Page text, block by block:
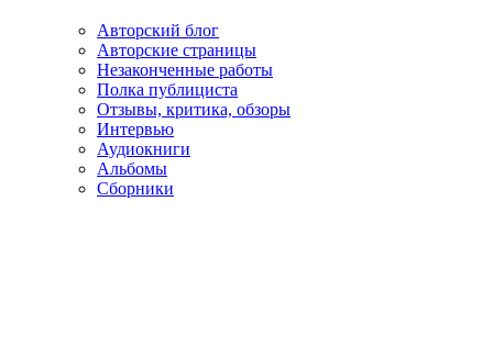
Авторский блог
Авторские страницы
Незаконченные работы
Полка публициста
Отзывы, критика, обзоры
Интервью
Аудиокниги
Альбомы
Сборники